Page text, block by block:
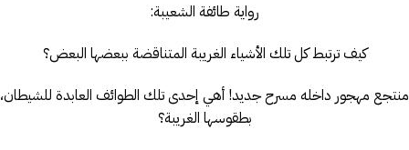
رواية طائفة الشعيبة:
كيف ترتبط كل تلك الأشياء الغريبة المتناقضة ببعضها البعض؟
منتجع مهجور داخله مسرح جديد! أهي إحدى تلك الطوائف العابدة للشيطان،
بطقوسها الغريبة؟